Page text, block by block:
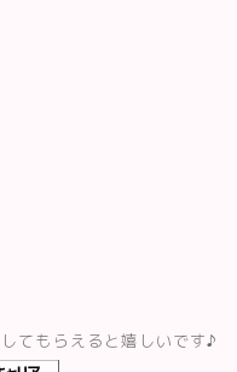
てもらえると嬉しいです♪